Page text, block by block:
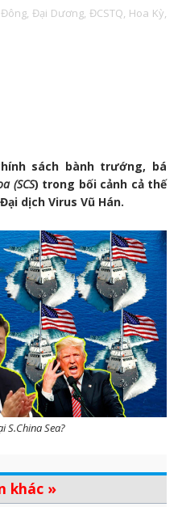
Đại Dương, ĐCSTQ, Hoa Kỳ,
sách bành trướng, bá
(SCS) trong bối cảnh cả thế
dịch Virus Vũ Hán.
S.China Sea?
khác »